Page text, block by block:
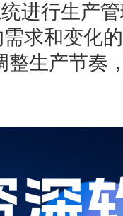
进行生产
求和变化
整生产节奏